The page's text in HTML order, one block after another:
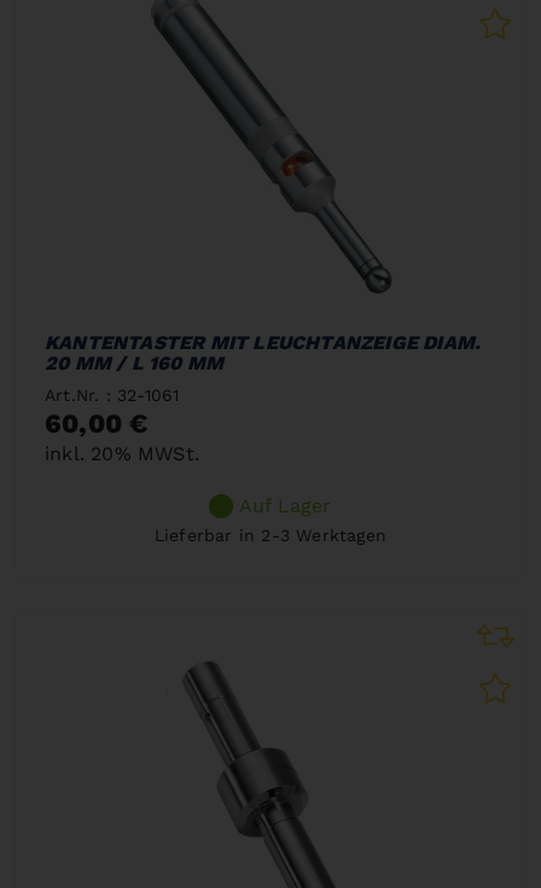
KANTENTASTER MIT LEUCHTANZEIGE DIAM.
20 MM / L 160 MM
Art.Nr. : 32-1061
60,00 €
inkl. 20% MWSt.
Auf Lager
Lieferbar in 2-3 Werktagen